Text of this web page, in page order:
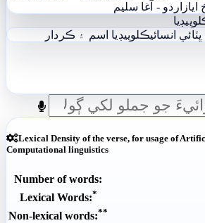
اردو - آغا سليم
انسائيڪلوپيڊيا اسم ۽ ڪردار
Lexical Density of the verse, for usage of
Computational linguistics
Number of words:
Lexical Words:*
Non-lexical words:**